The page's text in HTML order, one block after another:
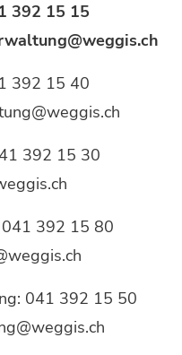
392 15 15
392 15 40
392 15 30
041 392 15 80
041 392 15 50